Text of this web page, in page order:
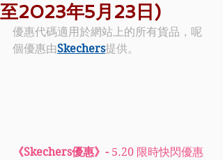
至2023年5月23日)
優惠代碼適用於網站上的所有貨品，呢
個優惠由Skechers提供。
《Skechers優惠》- 5.20 限時快閃優惠